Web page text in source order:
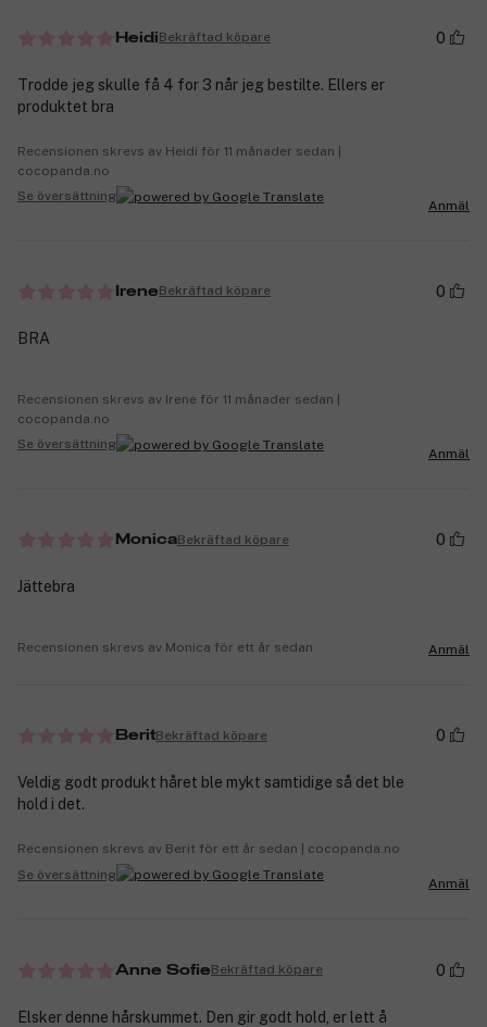
HeidiBekräftad köpare 0
Trodde jeg skulle få 4 for 3 når jeg bestilte. Ellers er
produktet bra
Recensionen skrevs av Heidi för 11 månader sedan |
cocopanda.no
Se översättning
Anmäl
IreneBekräftad köpare 0
BRA
Recensionen skrevs av Irene för 11 månader sedan |
cocopanda.no
Se översättning
Anmäl
MonicaBekräftad köpare 0
Jättebra
Recensionen skrevs av Monica för ett år sedan Anmäl
BeritBekräftad köpare 0
Veldig godt produkt håret ble mykt samtidige så det ble
hold i det.
Recensionen skrevs av Berit för ett år sedan | cocopanda.no
Se översättning
Anmäl
Anne SofieBekräftad köpare 0
Elsker denne hårskummet. Den gir godt hold, er lett å